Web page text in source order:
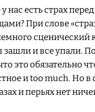
нас есть страх перед
При слове
сценический
зашли и все упали.
это обязательно
и too much. Но в
и перьях нет